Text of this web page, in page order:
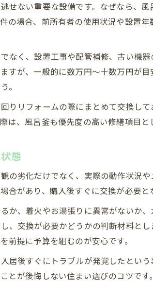
せない重要な設備です。なぜなら、
の場合、前所有者の使用状況や設置
なく、設置工事や配管補修、古い機
すが、一般的に数万円～十数万円が
。
りリフォームの際にまとめて交換し
、風呂釜も優先度の高い修繕項目と
態
の劣化だけでなく、実際の動作状況
があり、購入後すぐに交換が必要と
か、着火やお湯張りに異常がないか
、交換が必要かどうかの判断材料と
前提に予算を組むのが安心です。
居後すぐにトラブルが発覚したとい
が後悔しない住まい選びのコツです。